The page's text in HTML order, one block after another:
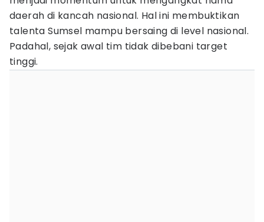
daerah di kancah nasional. Hal ini membuktikan
talenta Sumsel mampu bersaing di level nasional.
Padahal, sejak awal tim tidak dibebani target
tinggi.